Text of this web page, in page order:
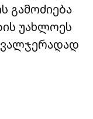
გამოძიება
უახლოეს